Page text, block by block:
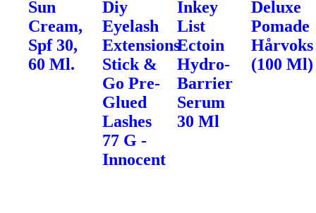
Sun
Cream,
Spf 30,
60 Ml.
Diy
Eyelash
Extensions
Stick &
Go Pre-
Glued
Lashes
77 G -
Innocent
Inkey
List
Ectoin
Hydro-
Barrier
Serum
30 Ml
Deluxe
Pomade
Hårvoks
(100 Ml)